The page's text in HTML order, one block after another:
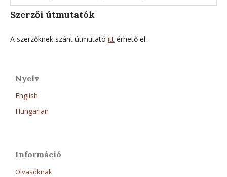
Szerzői útmutatók
A szerzőknek szánt útmutató itt érhető el.
Nyelv
English
Hungarian
Információ
Olvasóknak